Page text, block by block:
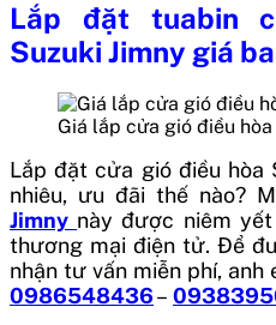
Lắp đặt tuabin
Suzuki Jimny giá
Giá lắp cửa gió điều
Lắp đặt cửa gió điều hòa
nhiêu, ưu đãi thế nào?
Jimny này được niêm
thương mại điện tử. Để
nhận tư vấn miễn phí, anh
0986548436–